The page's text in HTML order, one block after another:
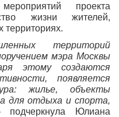
проекта
жизни жителей,
территорий
мэра Москвы
этому создаются
появляется
жилье, объекты
для отдыха и спорта,
Юлиана